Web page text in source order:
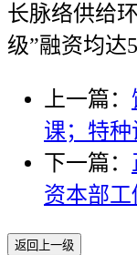
长脉络供给
级”融资均达5
上一篇：
课；特
下一篇：
资本部工
返回上一级